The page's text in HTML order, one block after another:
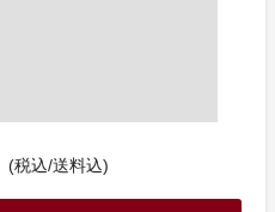
(税込/送料込)